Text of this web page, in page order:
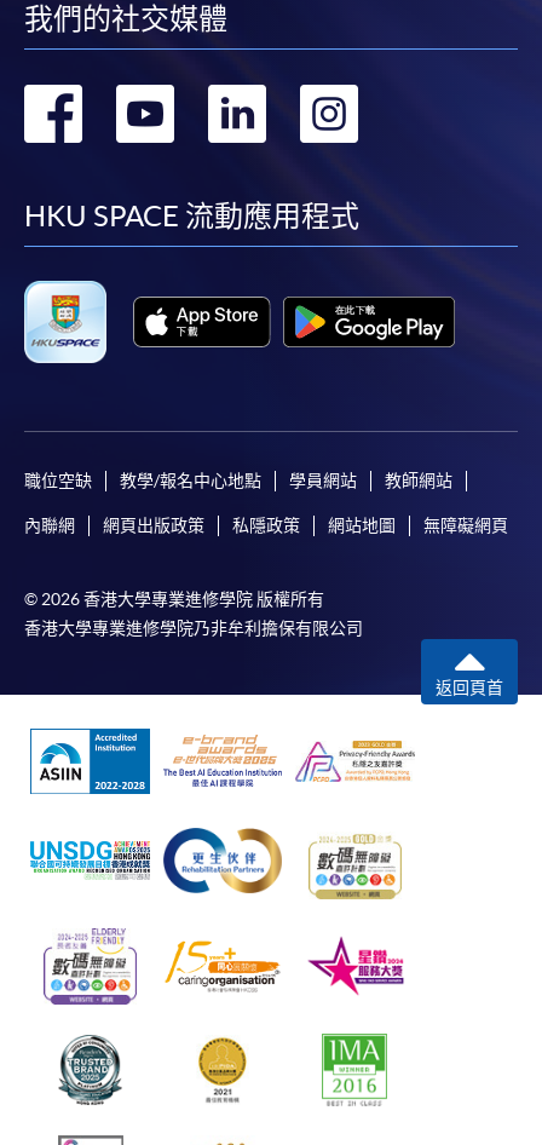
我們的社交媒體
轉
facebook
轉
youtube
轉
linkedin
轉
HKU SPACE 流動應用程式
職位空缺 教學/報名中心地點 學員網站 教師網站
內聯網 網頁出版政策 私隱政策 網站地圖 無障礙網頁
© 2026 香港大學專業進修學院 版權所有
香港大學專業進修學院乃非牟利擔保有限公司
返回頁首